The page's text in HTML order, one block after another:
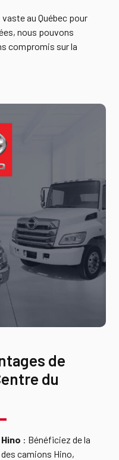
au Québec pour
nous pouvons
compromis sur la
de
du
: Bénéficiez de la
camions Hino,